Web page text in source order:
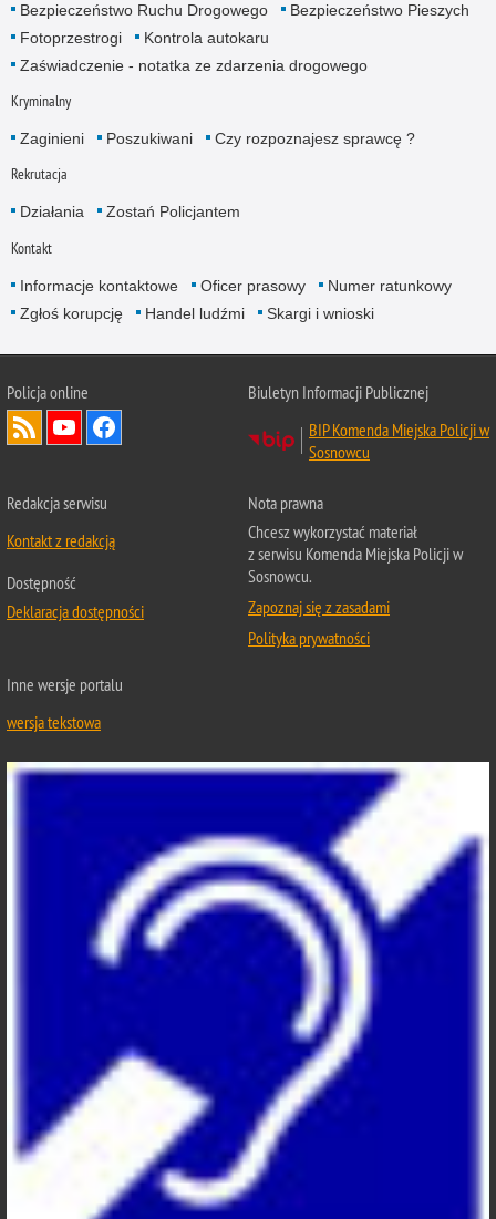
Bezpieczeństwo Ruchu Drogowego
Bezpieczeństwo Pieszych
Fotoprzestrogi
Kontrola autokaru
Zaświadczenie - notatka ze zdarzenia drogowego
Kryminalny
Zaginieni Poszukiwani Czy rozpoznajesz sprawcę ?
Rekrutacja
Działania Zostań Policjantem
Kontakt
Informacje kontaktowe Oficer prasowy
Numer ratunkowy
Zgłoś korupcję
Handel ludźmi Skargi i wnioski
Policja online
Biuletyn Informacji Publicznej
BIP Komenda Miejska Policji w
Sosnowcu
Redakcja serwisu
Kontakt z redakcją
Dostępność
Deklaracja dostępności
Nota prawna
Chcesz wykorzystać materiał
z serwisu Komenda Miejska Policji w
Sosnowcu.
Zapoznaj się z zasadami
Polityka prywatności
Inne wersje portalu
wersja tekstowa